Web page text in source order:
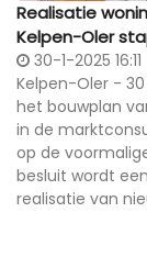
Realisatie
Kelpen-Oler
30-1-2025 16:11
Kelpen-Oler -
het bouwplan
in de
op de
besluit wordt
realisatie van